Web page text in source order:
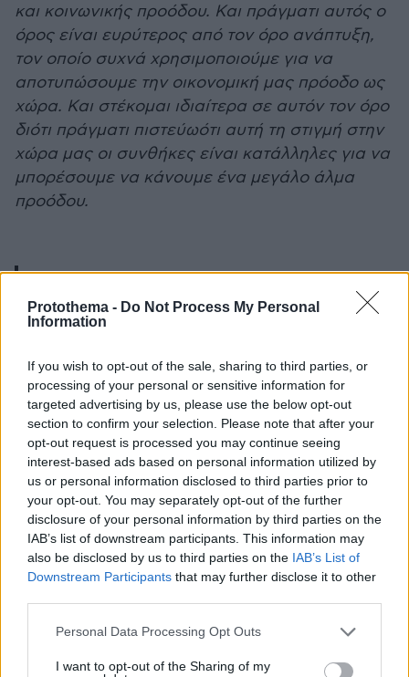
Protothema - Do Not Process My Personal
Information
If you wish to opt-out of the sale, sharing to third parties, or
processing of your personal or sensitive information for
targeted advertising by us, please use the below opt-out
section to confirm your selection. Please note that after your
opt-out request is processed you may continue seeing
interest-based ads based on personal information utilized by
us or personal information disclosed to third parties prior to
your opt-out. You may separately opt-out of the further
disclosure of your personal information by third parties on the
IAB’s list of downstream participants. This information may
also be disclosed by us to third parties on the IAB’s List of
Downstream Participants that may further disclose it to other
Please note that this website/app uses one or more Google
not limited to your visit or usage behaviour. You may click to
Personal Data Processing Opt Outs
I want to opt-out of the Sharing of my
και κοινωνικής προόδου. Και πράγματι αυτός ο
όρος είναι ευρύτερος από τον όρο ανάπτυξη,
τον οποίο συχνά χρησιμοποιούμε για να
αποτυπώσουμε την οικονομική μας πρόοδο ως
χώρα. Και στέκομαι ιδιαίτερα σε αυτόν τον όρο
διότι πράγματι πιστεύωότι αυτή τη στιγμή στην
χώρα μας οι συνθήκες είναι κατάλληλες για να
μπορέσουμε να κάνουμε ένα μεγάλο άλμα
προόδου.
Είναι η ώρα να επενδύσετε στην Ελλάδα. Οι
προοπτικές της ελληνικής οικονομίας
είναι απολύτως κατάλληλες για κάνει η Ελλάδα
ένα άλμα προόδου. Συζήτηση στο πλαίσιο της
Ετήσιας Γενικής Συνέλευσης του ΣΕΒ.
https://t.co/2aVZM69zAt
pic.twitter.com/vz8EcGkACo
— Prime Minister GR (@PrimeministerGR)
June 29, 2021
Αυτό το άλμα θα είναι ταυτόχρονα και ένα
αναπτυξιακό άλμα. Η ανάπτυξη η οποία θα